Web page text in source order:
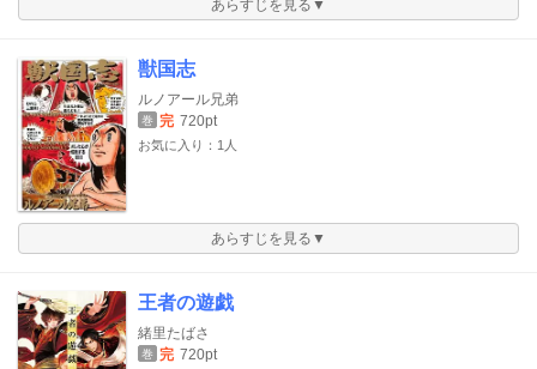
あらすじを見る▼
獣国志
ルノアール兄弟
巻 完 720pt
お気に入り：1人
あらすじを見る▼
王者の遊戯
緒里たばさ
巻 完 720pt